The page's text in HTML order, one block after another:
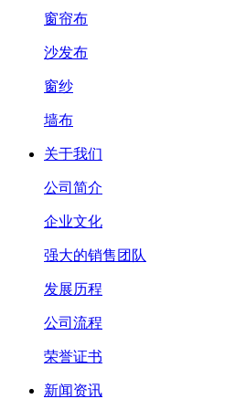
窗帘布
沙发布
窗纱
墙布
关于我们
公司简介
企业文化
强大的销售团队
发展历程
公司流程
荣誉证书
新闻资讯